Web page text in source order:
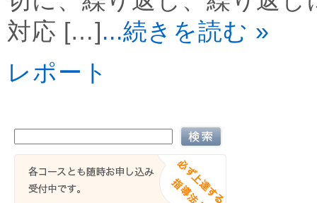
対応 […]...続きを読む »
レポート